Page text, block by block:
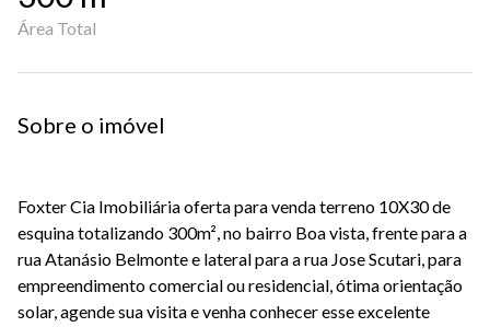
Área Total
Sobre o imóvel
Foxter Cia Imobiliária oferta para venda terreno 10X30 de
esquina totalizando 300m², no bairro Boa vista, frente para a
rua Atanásio Belmonte e lateral para a rua Jose Scutari, para
empreendimento comercial ou residencial, ótima orientação
solar, agende sua visita e venha conhecer esse excelente